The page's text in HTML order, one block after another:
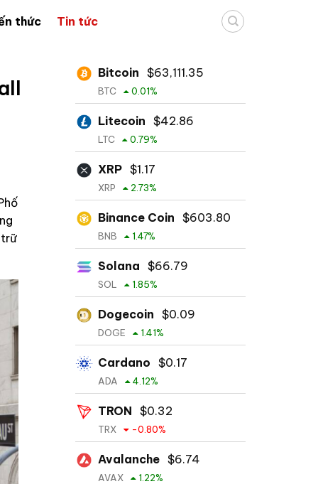
thức Tin tức
Bitcoin $63,111.35
BTC 0.01%
Litecoin $42.86
LTC 0.79%
XRP $1.17
XRP 2.73%
Binance Coin $603.80
BNB 1.47%
Solana $66.79
SOL 1.85%
Dogecoin $0.09
DOGE 1.41%
Cardano $0.17
ADA 4.12%
TRON $0.32
TRX -0.80%
Avalanche $6.74
AVAX 1.22%